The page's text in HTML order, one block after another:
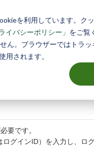
を利用しています。ク
イバシーポリシー」 をご覧
。ブラウザーではトラ
用されます。
トレーニング/セミナー
要です。
グインID）を入力し、ロ